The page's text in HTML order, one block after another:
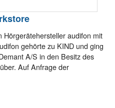
Hörgerätehersteller audifon mit
gehörte zu KIND und ging
A/S in den Besitz des
Auf Anfrage der